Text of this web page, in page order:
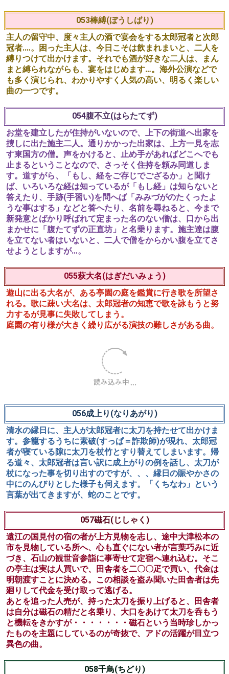
ると、舅は、わらび餅と云うが、昔、延喜の帝（醍醐天皇
の御事、御代の年号に因む入九七～九三〇）がお好きで官
位を下されたので岡太夫ともいい、朗詠の詩にものってい
て、しかも娘が作り方を知っていると答えます。やがて帰
宅した聟は、さっそく妻に作らせようとしますが名前が出
て来ません、記憶をたどって、ようやく朗詠の詩にあるも
の、とまでは思い出したのですが…。
新婚家庭のほのぼのとした名曲です。
053棒縛(ぼうしばり)
主人の留守中、度々主人の酒で宴会をする太郎冠者と次郎
冠者.…。困った主人は、今日こそは飲まれまいと、二人を
縛りつけて出かけます。それでも酒が好きな二人は、まん
まと縛られながらも、宴をはじめます…。海外公演などで
も多く演じられ、わかりやすく人気の高い、明るく楽しい
曲の一つです。
054腹不立(はらたてず)
お堂を建立したが住持がいないので、上下の街道へ出家を
捜しに出た施主二人。通りかかった出家は、上方一見を志
す東国方の僧。声をかけると、止め手があればどこへでも
止まるということなので、さっそく住持を頼み同道しま
す。道すがら、「もし、経をご存じでござるか」と聞け
ば、いろいろな経は知っているが「もし経」は知らないと
答えたり、手跡(手習い)を問へば「みみづがのたくったよ
うな事はする」などと答へたり、名前を尋ねると、今まで
新発意とばかり呼ばれて定まった名のない僧は、口から出
まかせに「腹たてずの正直坊」と名乗ります。施主達は腹
を立てない者はいないと、二人で僧をからかい腹を立てさ
055萩大名(はぎだいみょう)
遊山に出る大名が、ある亭園の庭を鑑賞に行き歌を所望さ
力するが見事に失敗してしまう。
庭園の有り様が大きく繰り広がる演技の難しさがある曲。
056成上り(なりあがり)
清水の縁日に、主人が太郎冠者に太刀を持たせて出かけま
す。参籠するうちに素破(すっぱ＝詐欺師)が現れ、太郎冠
者が寝ている隙に太刀を杖竹とすり替えてしまいます。帰
る道々、太郎冠者は言い訳に成上がりの例を話し、太刀が
杖になった事を切り出すのですが、、、縁日の賑やかさの
中にのんびりとした様子も伺えます。「くちなわ」という
言葉が出てきますが、蛇のことです。
057磁石(じしゃく)